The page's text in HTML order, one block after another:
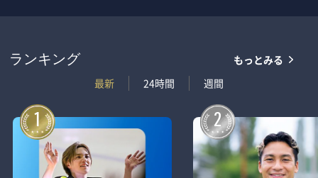
ランキング
最新
24時間 週間
もっとみる
1 2